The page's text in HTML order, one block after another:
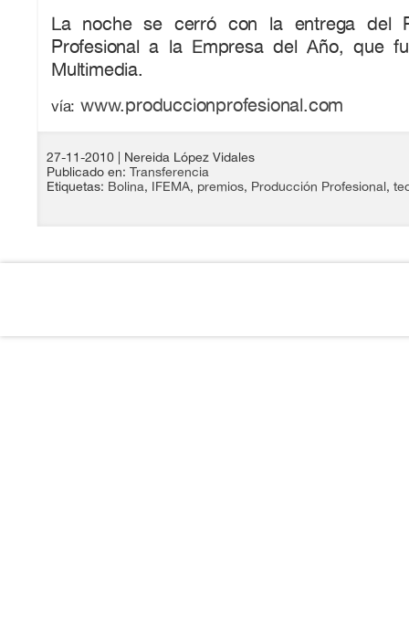
La noche se cerró con la entrega del
Profesional a la Empresa del Año, que
Multimedia.
vía: www.produccionprofesional.com
27-11-2010
| Nereida López Vidales
Publicado en: Transferencia
Etiquetas: Bolina, IFEMA, premios, Producción Profesional,